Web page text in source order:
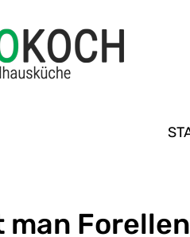
man Forellen